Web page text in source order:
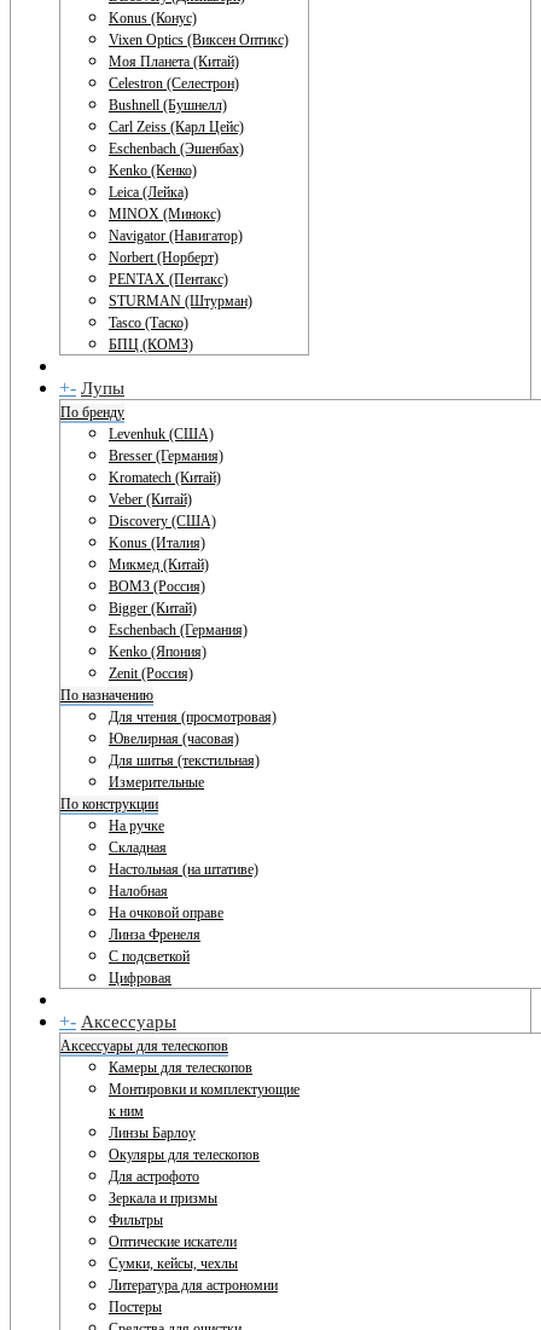
Konus (Конус)
Vixen Optics (Виксен Оптикс)
Моя Планета (Китай)
Celestron (Селестрон)
Bushnell (Бушнелл)
Carl Zeiss (Карл Цейс)
Eschenbach (Эшенбах)
Kenko (Кенко)
Leica (Лейка)
MINOX (Минокс)
Navigator (Навигатор)
Norbert (Норберт)
PENTAX (Пентакс)
STURMAN (Штурман)
Tasco (Таско)
БПЦ (КОМЗ)
+- Лупы
По бренду
Levenhuk (США)
Bresser (Германия)
Kromatech (Китай)
Veber (Китай)
Discovery (США)
Konus (Италия)
Микмед (Китай)
ВОМЗ (Россия)
Bigger (Китай)
Eschenbach (Германия)
Kenko (Япония)
Zenit (Россия)
По назначению
Для чтения (просмотровая)
Ювелирная (часовая)
Для шитья (текстильная)
Измерительные
По конструкции
На ручке
Складная
Настольная (на штативе)
Налобная
На очковой оправе
Линза Френеля
С подсветкой
Цифровая
+- Аксессуары
Аксессуары для телескопов
Камеры для телескопов
Монтировки и комплектующие
к ним
Линзы Барлоу
Окуляры для телескопов
Для астрофото
Зеркала и призмы
Фильтры
Оптические искатели
Сумки, кейсы, чехлы
Литература для астрономии
Постеры